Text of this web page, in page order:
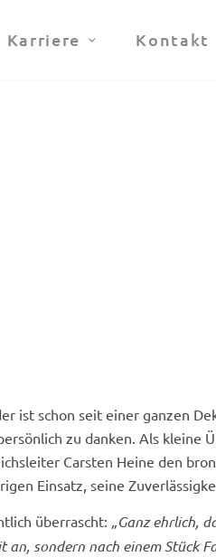
Karriere Kontakt
ist schon seit einer ganzen
zu danken. Als kleine
Carsten Heine den
Einsatz, seine
überrascht: „Ganz ehrlich,
an, sondern nach einem Stück